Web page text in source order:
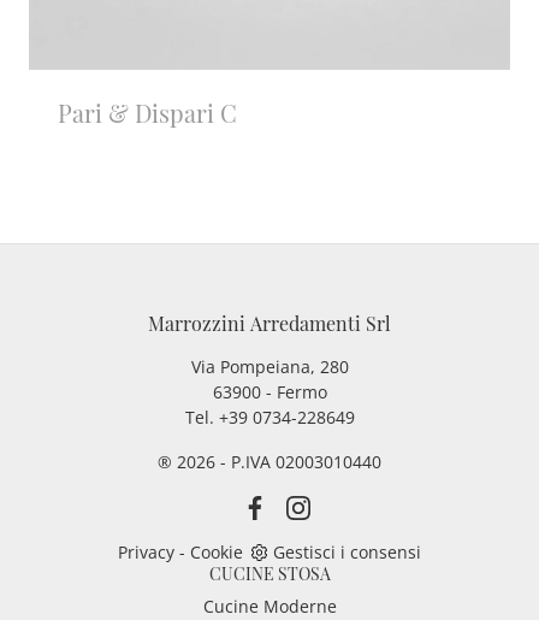
Pari & Dispari C
Marrozzini Arredamenti Srl
Via Pompeiana, 280
63900 - Fermo
Tel. +39 0734-228649
® 2026 - P.IVA 02003010440
Privacy - Cookie
Gestisci i consensi
CUCINE STOSA
Cucine Moderne